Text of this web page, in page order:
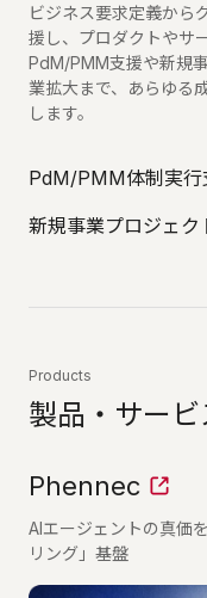
ビジネス要求定義から
援し、プロダクトやサ
PdM/PMM支援や新規
業拡大まで、あらゆる
します。
PdM/PMM体制実行
新規事業プロジェク
Products
製品・サービ
Phennec
AIエージェントの真価
リング」基盤